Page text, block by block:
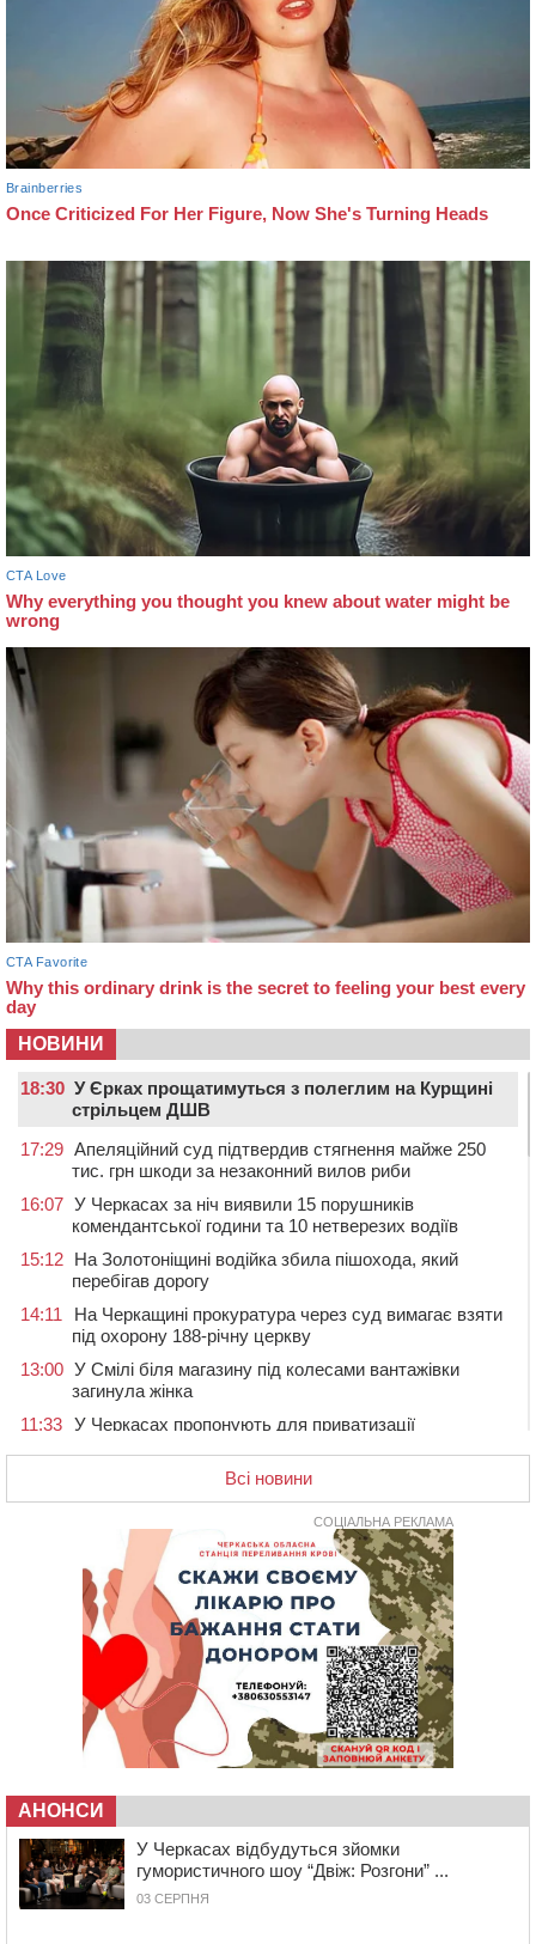
НОВИНИ
18:30 У Єрках прощатимуться з полеглим на Курщині
стрільцем ДШВ
17:29 Апеляційний суд підтвердив стягнення майже 250
тис. грн шкоди за незаконний вилов риби
16:07 У Черкасах за ніч виявили 15 порушників
комендантської години та 10 нетверезих водіїв
15:12 На Золотоніщині водійка збила пішохода, який
перебігав дорогу
14:11
На Черкащині прокуратура через суд вимагає взяти
під охорону 188-річну церкву
13:00 У Смілі біля магазину під колесами вантажівки
загинула жінка
11:33 У Черкасах пропонують для приватизації
Не вистачає стажу для пенсії: як його докупити та що
потрібно знати
У Черкасах виявили низку недоліків у гуртожитку, де
проживають ВПО
07 СЕРПНЯ 2026, П'ЯТНИЦЯ
На Черкащині врятували рідкісного чорного грифа
(ФОТО)
Черкаси виділять близько 20 млн грн на роботу
ліцею “Перспектива” до кінця року
На Уманщині суд припинив право оренди земельних
ділянок, незаконно переданих іноземцем
стали фіналістками Global Teacher Prize Ukraine 2026
18:23 Зарядка, йога, сапи та нові знайомства: у Черкасах
закрили сезон літнього табору для людей поважного
віку
Всі новини
СОЦІАЛЬНА РЕКЛАМА
АНОНСИ
У Черкасах відбудуться зйомки
гумористичного шоу “Двіж: Розгони” ...
03 СЕРПНЯ